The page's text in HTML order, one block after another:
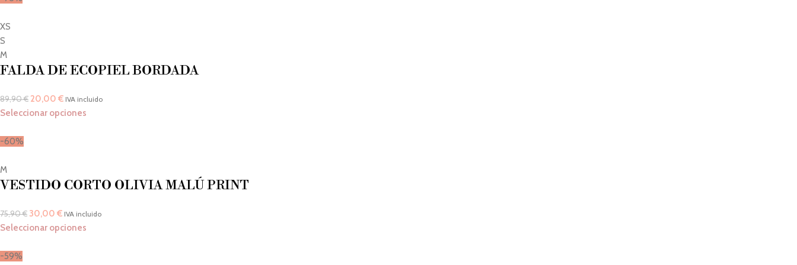
XS
S
M
FALDA DE ECOPIEL BORDADA
89,90€ 20,00 € IVA incluido
Seleccionar opciones
-60%
M
VESTIDO CORTO OLIVIA MALÚ PRINT
75,90€ 30,00 € IVA incluido
Seleccionar opciones
-59%